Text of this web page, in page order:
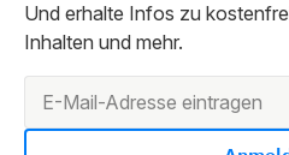
Und erhalte Infos zu
Inhalten und mehr.